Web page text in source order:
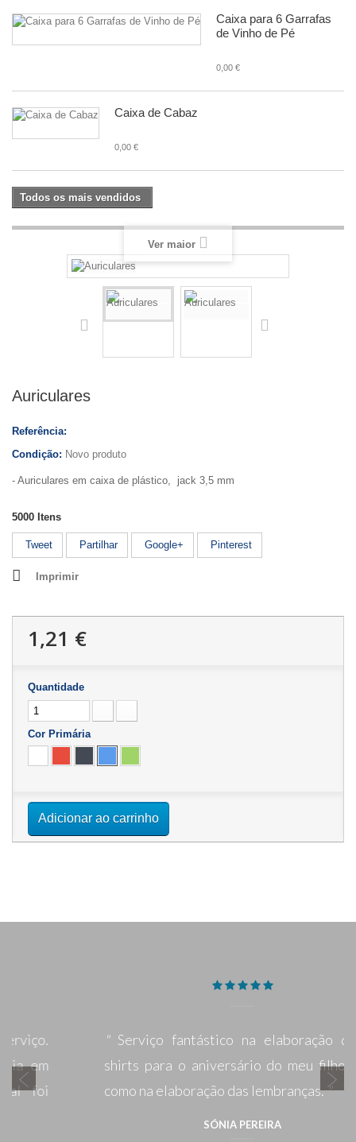
Caixa para 6 Garrafas
de Vinho de Pé
0,00 €
Caixa de Cabaz
0,00 €
Todos os mais vendidos
Ver maior
Auriculares
Referência:
Condição: Novo produto
- Auriculares em caixa de plástico, jack 3,5 mm
5000 Itens
Tweet Partilhar Google+ Pinterest
Imprimir
1,21 €
Quantidade
Cor Primária
Adicionar ao carrinho